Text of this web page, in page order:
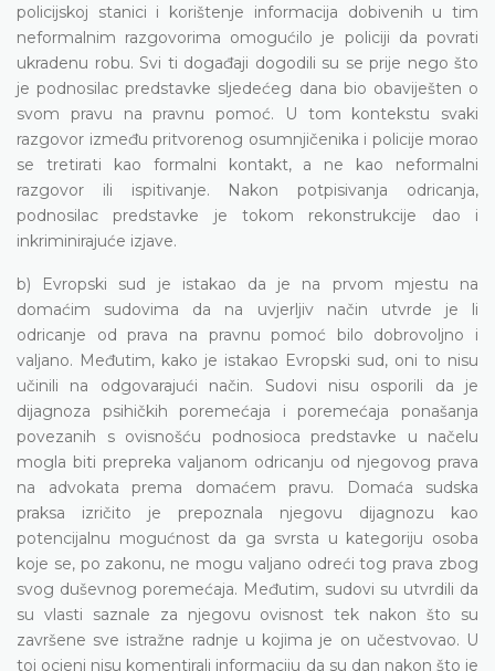
policijskoj stanici i korištenje informacija dobivenih u tim
neformalnim razgovorima omogućilo je policiji da povrati
ukradenu robu. Svi ti događaji dogodili su se prije nego što
je podnosilac predstavke sljedećeg dana bio obaviješten o
svom pravu na pravnu pomoć. U tom kontekstu svaki
razgovor između pritvorenog osumnjičenika i policije morao
se tretirati kao formalni kontakt, a ne kao neformalni
razgovor ili ispitivanje. Nakon potpisivanja odricanja,
podnosilac predstavke je tokom rekonstrukcije dao i
inkriminirajuće izjave.
b) Evropski sud je istakao da je na prvom mjestu na
domaćim sudovima da na uvjerljiv način utvrde je li
odricanje od prava na pravnu pomoć bilo dobrovoljno i
valjano. Međutim, kako je istakao Evropski sud, oni to nisu
učinili na odgovarajući način. Sudovi nisu osporili da je
dijagnoza psihičkih poremećaja i poremećaja ponašanja
povezanih s ovisnošću podnosioca predstavke u načelu
mogla biti prepreka valjanom odricanju od njegovog prava
na advokata prema domaćem pravu. Domaća sudska
praksa izričito je prepoznala njegovu dijagnozu kao
potencijalnu mogućnost da ga svrsta u kategoriju osoba
koje se, po zakonu, ne mogu valjano odreći tog prava zbog
svog duševnog poremećaja. Međutim, sudovi su utvrdili da
su vlasti saznale za njegovu ovisnost tek nakon što su
završene sve istražne radnje u kojima je on učestvovao. U
toj ocjeni nisu komentirali informaciju da su dan nakon što je